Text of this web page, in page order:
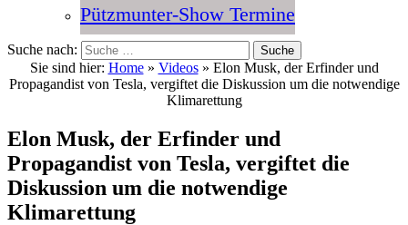
Pützmunter-Show Termine
Suche nach:
Sie sind hier: Home» Videos» Elon Musk, der Erfinder und
Propagandist von Tesla, vergiftet die Diskussion um die notwendige
Klimarettung
Elon Musk, der Erfinder und
Propagandist von Tesla, vergiftet die
Diskussion um die notwendige
Klimarettung